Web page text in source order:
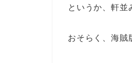
というか、軒並
おそらく、海賊